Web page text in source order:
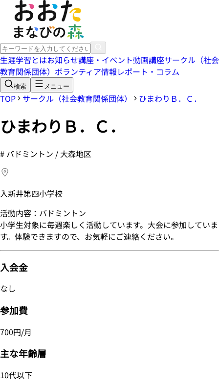
生涯学習とはお知らせ講座・イベント動画講座サークル（社会
教育関係団体） ボランティア情報レポート・コラム
検索 メニュー
TOP サークル（社会教育関係団体） ひまわりＢ．Ｃ．
ひまわりＢ．Ｃ．
# バドミントン / 大森地区
入新井第四小学校
活動内容：バドミントン
小学生対象に毎週楽しく活動しています。大会に参加していま
す。体験できますので、お気軽にご連絡ください。
入会金
なし
参加費
700円/月
主な年齢層
10代以下